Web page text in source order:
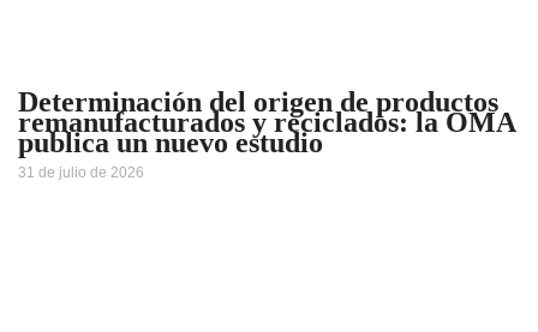
Determinación del origen de productos
remanufacturados y reciclados: la OMA
publica un nuevo estudio
31 de julio de 2026